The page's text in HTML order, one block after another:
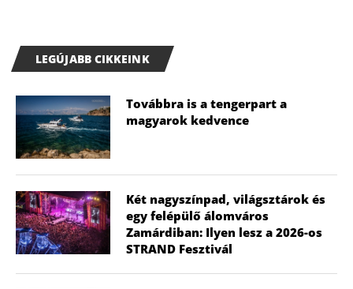
LEGÚJABB CIKKEINK
Továbbra is a tengerpart a
magyarok kedvence
Két nagyszínpad, világsztárok és
egy felépülő álomváros
Zamárdiban: Ilyen lesz a 2026-os
STRAND Fesztivál